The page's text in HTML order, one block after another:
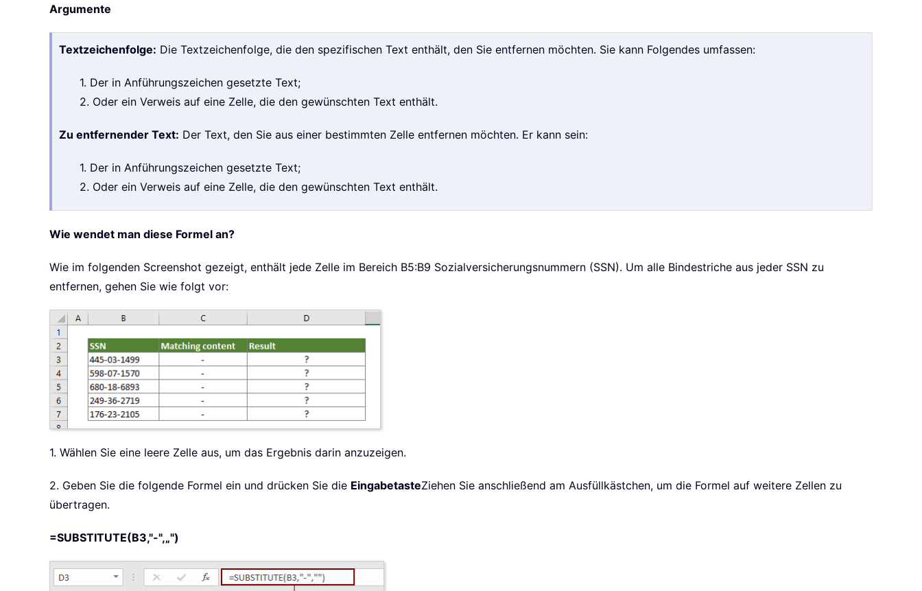
Argumente
Textzeichenfolge: Die Textzeichenfolge, die den spezifischen Text enthält, den Sie entfernen möchten. Sie kann Folgendes umfassen:
1. Der in Anführungszeichen gesetzte Text;
2. Oder ein Verweis auf eine Zelle, die den gewünschten Text enthält.
Zu entfernender Text: Der Text, den Sie aus einer bestimmten Zelle entfernen möchten. Er kann sein:
1. Der in Anführungszeichen gesetzte Text;
2. Oder ein Verweis auf eine Zelle, die den gewünschten Text enthält.
Wie wendet man diese Formel an?
Wie im folgenden Screenshot gezeigt, enthält jede Zelle im Bereich B5:B9 Sozialversicherungsnummern (SSN). Um alle Bindestriche aus jeder SSN zu
entfernen, gehen Sie wie folgt vor:
1. Wählen Sie eine leere Zelle aus, um das Ergebnis darin anzuzeigen.
2. Geben Sie die folgende Formel ein und drücken Sie die EingabetasteZiehen Sie anschließend am Ausfüllkästchen, um die Formel auf weitere Zellen zu
übertragen.
=SUBSTITUTE(B3,"-",„")